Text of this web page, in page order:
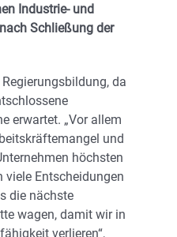
Industrie- und
Schließung der
da
erwartet. „Vor allem
und
höchsten
viele Entscheidungen
die nächste
wagen, damit wir in
verlieren“,